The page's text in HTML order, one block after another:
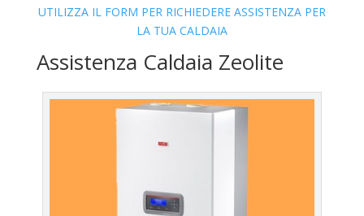
UTILIZZA IL FORM PER RICHIEDERE ASSISTENZA PER
LA TUA CALDAIA
Assistenza Caldaia Zeolite